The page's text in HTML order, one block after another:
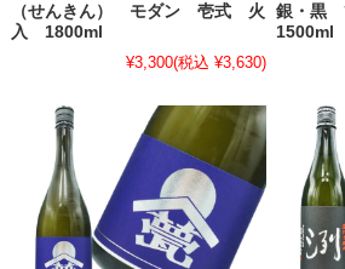
（せんきん） モダン 壱式 火
入 1800ml
¥3,300(税込 ¥3,630)
銀・黒
1500ml